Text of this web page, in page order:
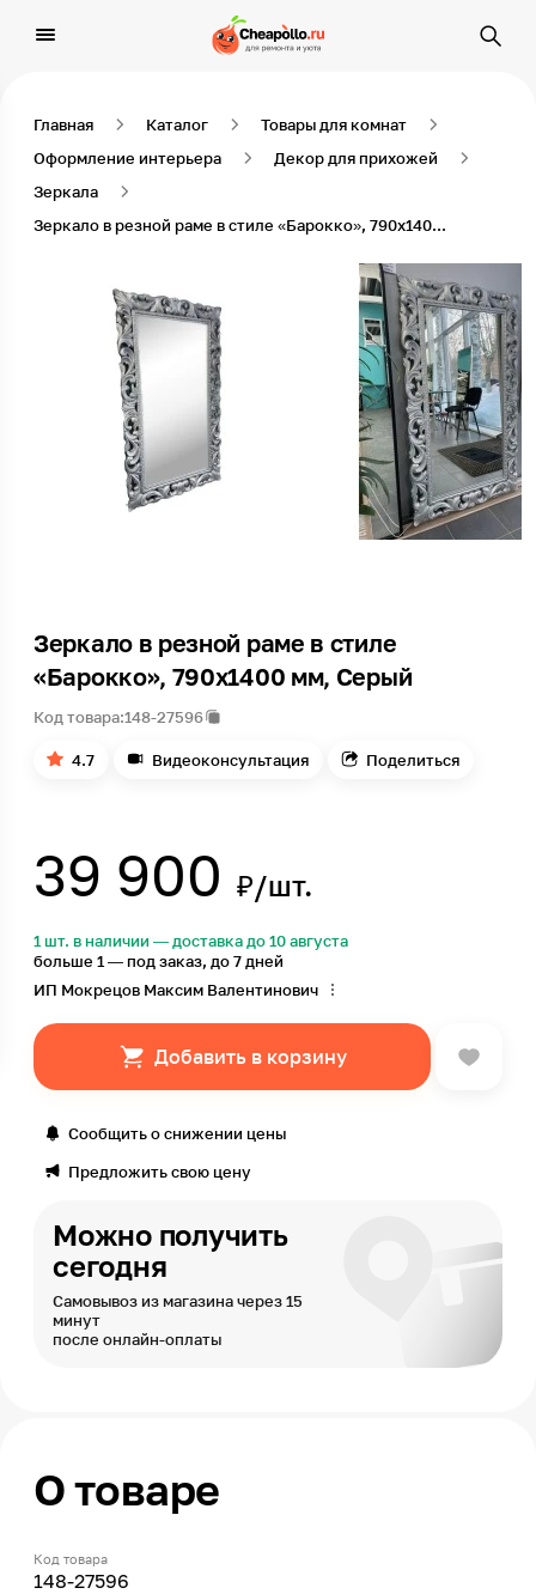
Главная Каталог
Товары для комнат
Оформление интерьера
Декор для прихожей
Зеркала
Зеркало в резной раме в стиле «Барокко», 790х1400 мм, Серый
Зеркало в резной раме в стиле
«Барокко», 790х1400 мм, Серый
Код товара:148-27596
4.7 Видеоконсультация Поделиться
39 900 ₽/шт.
1 шт. в наличии — доставка до 10 августа
больше 1 — под заказ, до 7 дней
ИП Мокрецов Максим Валентинович
Добавить в корзину
Сообщить о снижении цены
Предложить свою цену
Можно получить
сегодня
Самовывоз из магазина через 15
минут
после онлайн-оплаты
О товаре
Код товара
148-27596